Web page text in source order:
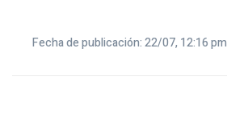
Fecha de publicación: 22/07, 12:16 pm